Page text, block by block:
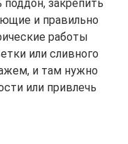
закрепить
и правильно
работы
или сливного
и там нужно
или привлечь